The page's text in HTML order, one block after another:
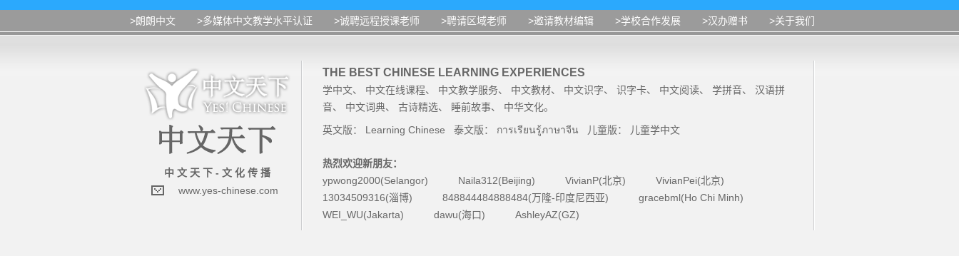
>朗朗中文 >多媒体中文教学水平认证 >诚聘远程授课老师 >聘请区域老师 >邀请教材编辑 >学校合作发展 >汉办赠书 >关于我们
中 文 天 下 - 文 化 传 播
www.yes-chinese.com
THE BEST CHINESE LEARNING EXPERIENCES
学中文、 中文在线课程、 中文教学服务、 中文教材、 中文识字、 识字卡、 中文阅读、 学拼音、 汉语拼
音、 中文词典、 古诗精选、 睡前故事、 中华文化。
英文版： Learning Chinese 泰文版： การเรียนรู้ภาษาจีน 儿童版： 儿童学中文
热烈欢迎新朋友：
ypwong2000(Selangor)
Naila312(Beijing) VivianP(北京)
VivianPei(北京)
13034509316(淄博)
848844484888484(万隆-印度尼西亚)
gracebml(Ho Chi Minh)
WEI_WU(Jakarta)
dawu(海口) AshleyAZ(GZ)